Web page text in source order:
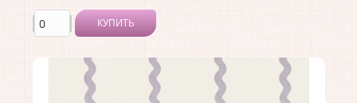
КУПИТЬ
Производитель:Holden Decor
Коллекция:Adventure Awaits
Длина рулона:
Ширина рулона: